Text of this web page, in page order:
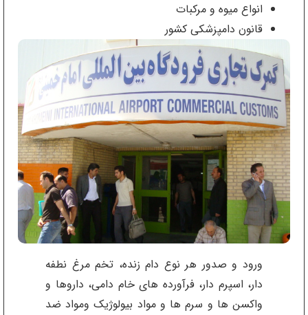
انواع میوه و مرکبات
قانون دامپزشکی کشور
ورود و صدور هر نوع دام زنده، تخم مرغ نطفه
دار، اسپرم دار، فرآورده های خام دامی، داروها و
واکسن ها و سرم ها و مواد بیولوژیک ومواد ضد